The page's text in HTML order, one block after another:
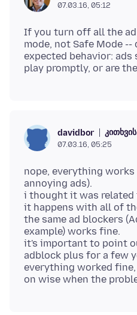
07.03.16, 05:12
If you turn off all the
mode, not Safe Mode --
expected behavior: ads
davidbor
07.03.16, 05:25
nope, everything
annoying ads).
i thought it was related
it happens with all of
the same ad blockers
example) works fine.
it's important to point
adblock plus for a few
everything worked